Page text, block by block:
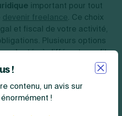
important pour tout
devenir freelance. Ce choix
et fiscal de votre activité,
Plusieurs options
adaptée à différents profils
micro-entreprise
, anciennement
!
contenu, un avis sur
!